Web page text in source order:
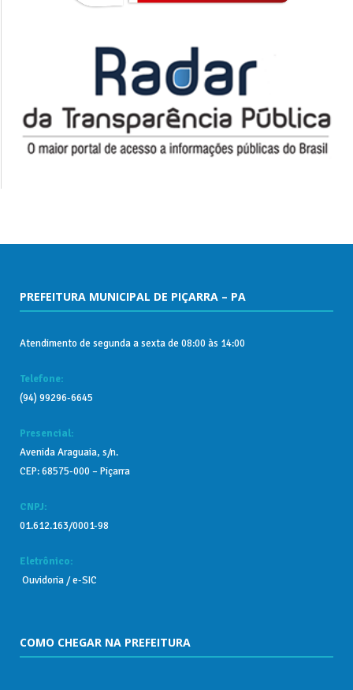
PREFEITURA MUNICIPAL DE PIÇARRA – PA
Atendimento de segunda a sexta de 08:00 às 14:00
Telefone:
(94) 99296-6645
Presencial:
Avenida Araguaia, s/n.
CEP: 68575-000 – Piçarra
CNPJ:
01.612.163/0001-98
Eletrônico:
Ouvidoria /e-SIC
COMO CHEGAR NA PREFEITURA